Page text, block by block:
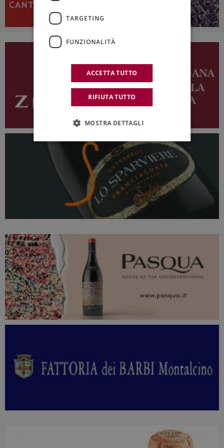
TARGETING
FUNZIONALITÀ
ACCETTA TUTTO
RIFIUTA TUTTO
MOSTRA DETTAGLI